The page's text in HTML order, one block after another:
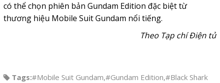
có thể chọn phiên bản Gundam Edition đặc biệt từ
thương hiệu Mobile Suit Gundam nổi tiếng.
Theo Tạp chí Điện tử
Tags:#Mobile Suit Gundam,#Gundam Edition,#Black Shark